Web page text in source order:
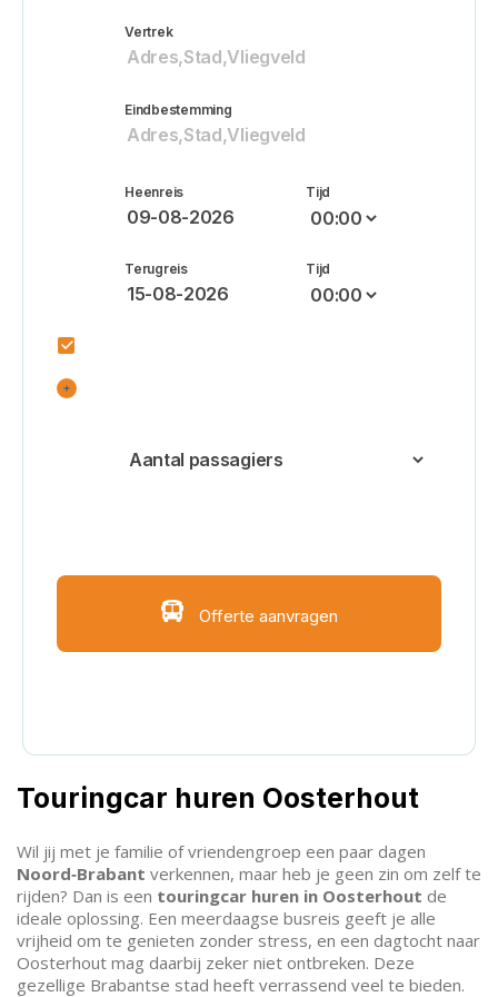
Vertrek
Eindbestemming
Heenreis Tijd
Terugreis Tijd
Offerte aanvragen
Touringcar huren Oosterhout
Wil jij met je familie of vriendengroep een paar dagen
Noord‑Brabant verkennen, maar heb je geen zin om zelf te
rijden? Dan is een touringcar huren in Oosterhout de
ideale oplossing. Een meerdaagse busreis geeft je alle
vrijheid om te genieten zonder stress, en een dagtocht naar
Oosterhout mag daarbij zeker niet ontbreken. Deze
gezellige Brabantse stad heeft verrassend veel te bieden.